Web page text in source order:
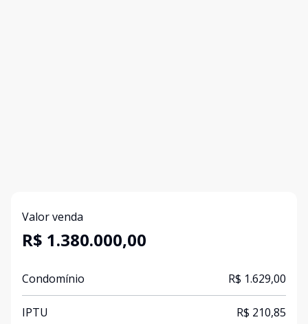
Valor venda
R$ 1.380.000,00
Condomínio R$ 1.629,00
IPTU R$ 210,85